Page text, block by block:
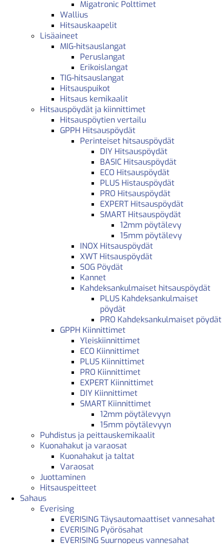
Migatronic Polttimet
Wallius
Hitsauskaapelit
Lisäaineet
MIG-hitsauslangat
Peruslangat
Erikoislangat
TIG-hitsauslangat
Hitsauspuikot
Hitsaus kemikaalit
Hitsauspöydät ja kiinnittimet
Hitsauspöytien vertailu
GPPH Hitsauspöydät
Perinteiset hitsauspöydät
DIY Hitsauspöydät
BASIC Hitsauspöydät
ECO Hitsauspöydät
PLUS Histauspöydät
PRO Hitsauspöydät
EXPERT Hitsauspöydät
SMART Hitsauspöydät
12mm pöytälevy
15mm pöytälevy
INOX Hitsauspöydät
XWT Hitsauspöydät
SOG Pöydät
Kannet
Kahdeksankulmaiset hitsauspöydät
PLUS Kahdeksankulmaiset
pöydät
PRO Kahdeksankulmaiset pöydät
GPPH Kiinnittimet
Yleiskiinnittimet
ECO Kiinnittimet
PLUS Kiinnittimet
PRO Kiinnittimet
EXPERT Kiinnittimet
DIY Kiinnittimet
SMART Kiinnittimet
12mm pöytälevyyn
15mm pöytälevyyn
Puhdistus ja peittauskemikaalit
Kuonahakut ja varaosat
Kuonahakut ja taltat
Varaosat
Juottaminen
Hitsauspeitteet
Sahaus
Everising
EVERISING Täysautomaattiset vannesahat
EVERISING Pyörösahat
EVERISING Suurnopeus vannesahat